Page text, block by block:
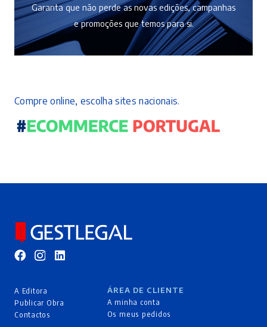
Garanta que não perde as novas edições, campanhas
e promoções que temos para si.
Compre online, escolha sites nacionais.
A Editora
Publicar Obra
Contactos
ÁREA DE CLIENTE
A minha conta
Os meus pedidos